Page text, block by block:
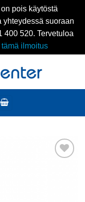
pois käytöstä
yhteydessä suoraan
400 520. Tervetuloa
ilmoitus